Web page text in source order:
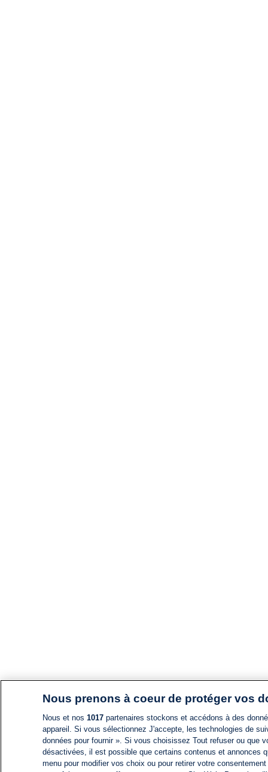
Nous prenons à coeur de protéger vos
Nous et nos 1017partenaires stockons et accédons à des
appareil. Si vous sélectionnez J'accepte, les technologies de
données pour fournir ». Si vous choisissez Tout refuser ou
désactivées, il est possible que certains contenus et annonces
menu pour modifier vos choix ou pour retirer votre